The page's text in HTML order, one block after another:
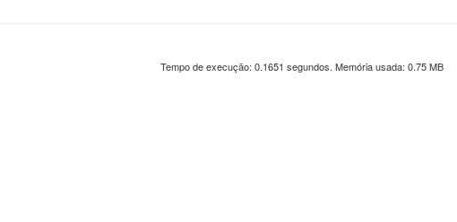
Tempo de execução: 0.1651 segundos. Memória usada: 0.75 MB